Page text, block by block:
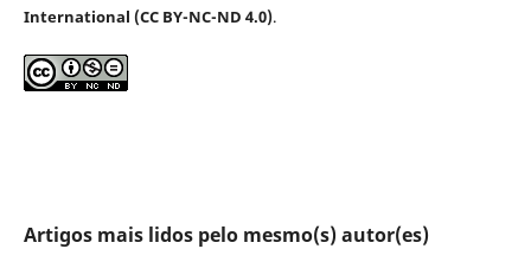
International (CC BY-NC-ND 4.0).
Artigos mais lidos pelo mesmo(s) autor(es)